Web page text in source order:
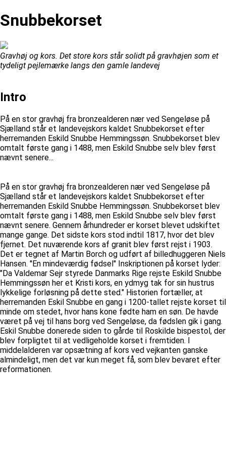
Snubbekorset
Gravhøj og kors. Det store kors står solidt på gravhøjen som et
tydeligt pejlemærke langs den gamle landevej
Intro
På en stor gravhøj fra bronzealderen nær ved Sengeløse på
Sjælland står et landevejskors kaldet Snubbekorset efter
herremanden Eskild Snubbe Hemmingssøn. Snubbekorset blev
omtalt første gang i 1488, men Eskild Snubbe selv blev først
nævnt senere...
På en stor gravhøj fra bronzealderen nær ved Sengeløse på
Sjælland står et landevejskors kaldet Snubbekorset efter
herremanden Eskild Snubbe Hemmingssøn. Snubbekorset blev
omtalt første gang i 1488, men Eskild Snubbe selv blev først
nævnt senere. Gennem århundreder er korset blevet udskiftet
mange gange. Det sidste kors stod indtil 1817, hvor det blev
fjernet. Det nuværende kors af granit blev først rejst i 1903.
Det er tegnet af Martin Borch og udført af billedhuggeren Niels
Hansen. ''En mindeværdig fødsel'' Inskriptionen på korset lyder:
"Da Valdemar Sejr styrede Danmarks Rige rejste Eskild Snubbe
Hemmingssøn her et Kristi kors, en ydmyg tak for sin hustrus
lykkelige forløsning på dette sted." Historien fortæller, at
herremanden Eskil Snubbe en gang i 1200-tallet rejste korset til
minde om stedet, hvor hans kone fødte ham en søn. De havde
været på vej til hans borg ved Sengeløse, da fødslen gik i gang.
Eskil Snubbe donerede siden to gårde til Roskilde bispestol, der
blev forpligtet til at vedligeholde korset i fremtiden. I
middelalderen var opsætning af kors ved vejkanten ganske
almindeligt, men det var kun meget få, som blev bevaret efter
reformationen.